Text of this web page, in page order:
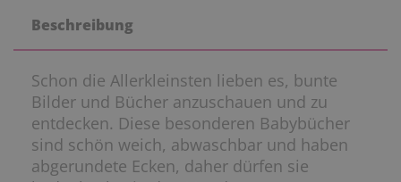
Beschreibung
Schon die Allerkleinsten lieben es, bunte
Bilder und Bücher anzuschauen und zu
entdecken. Diese besonderen Babybücher
sind schön weich, abwaschbar und haben
abgerundete Ecken, daher dürfen sie